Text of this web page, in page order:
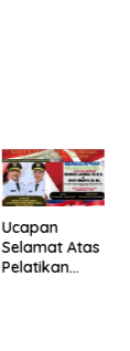
Ucapan
Selamat Atas
Pelatikan